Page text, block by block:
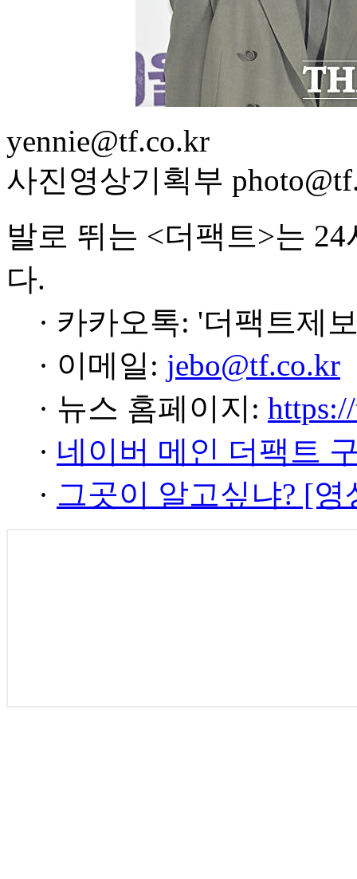
yennie@tf.co.kr
사진영상기획부
발로 뛰는 <더팩트>는
다.
· 카카오톡: '더팩트제
· 이메일: jebo@tf.co.kr
· 뉴스 홈페이지:
· 네이버 메인 더팩트
· 그곳이 알고싶냐? [